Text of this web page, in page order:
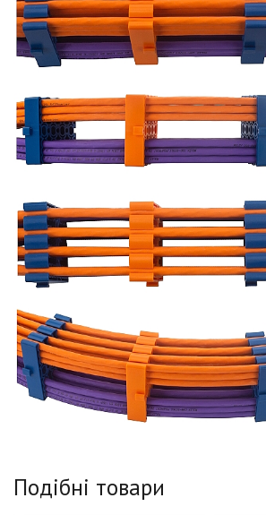
Подібні товари